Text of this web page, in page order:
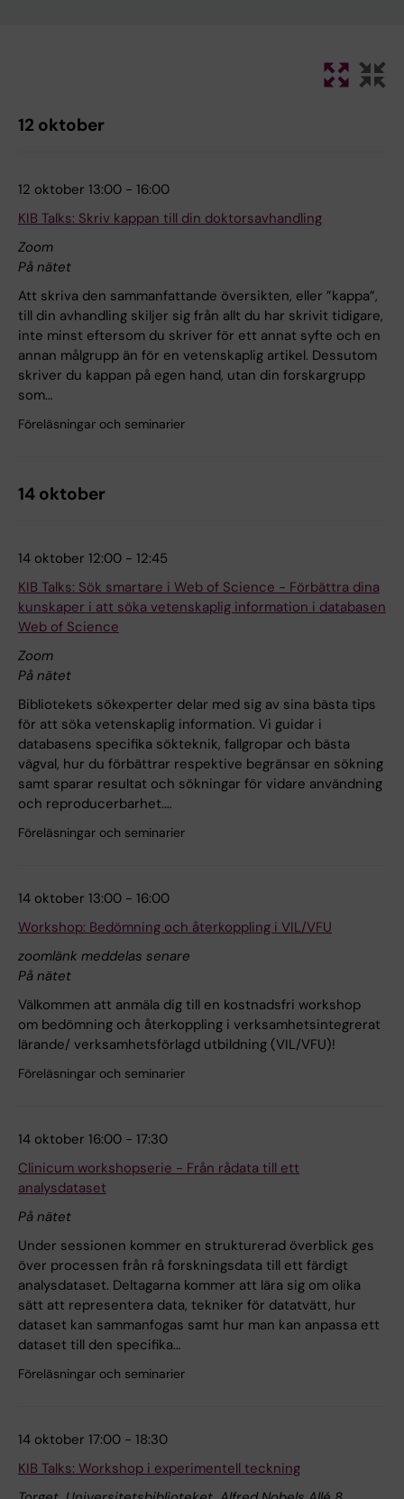
12 oktober
12 oktober 13:00 - 16:00
KIB Talks: Skriv kappan till din doktorsavhandling
Zoom
På nätet
Att skriva den sammanfattande översikten, eller ”kappa”,
till din avhandling skiljer sig från allt du har skrivit tidigare,
inte minst eftersom du skriver för ett annat syfte och en
annan målgrupp än för en vetenskaplig artikel. Dessutom
skriver du kappan på egen hand, utan din forskargrupp
som…
Föreläsningar och seminarier
14 oktober
14 oktober 12:00 - 12:45
KIB Talks: Sök smartare i Web of Science - Förbättra dina
kunskaper i att söka vetenskaplig information i databasen
Web of Science
Zoom
På nätet
Bibliotekets sökexperter delar med sig av sina bästa tips
för att söka vetenskaplig information. Vi guidar i
databasens specifika sökteknik, fallgropar och bästa
vägval, hur du förbättrar respektive begränsar en sökning
samt sparar resultat och sökningar för vidare användning
och reproducerbarhet.…
Föreläsningar och seminarier
14 oktober 13:00 - 16:00
Workshop: Bedömning och återkoppling i VIL/VFU
zoomlänk meddelas senare
På nätet
Välkommen att anmäla dig till en kostnadsfri workshop
om bedömning och återkoppling i verksamhetsintegrerat
lärande/ verksamhetsförlagd utbildning (VIL/VFU)!
Föreläsningar och seminarier
14 oktober 16:00 - 17:30
Clinicum workshopserie - Från rådata till ett
analysdataset
På nätet
Under sessionen kommer en strukturerad överblick ges
över processen från rå forskningsdata till ett färdigt
analysdataset. Deltagarna kommer att lära sig om olika
sätt att representera data, tekniker för datatvätt, hur
dataset kan sammanfogas samt hur man kan anpassa ett
dataset till den specifika…
Föreläsningar och seminarier
14 oktober 17:00 - 18:30
KIB Talks: Workshop i experimentell teckning